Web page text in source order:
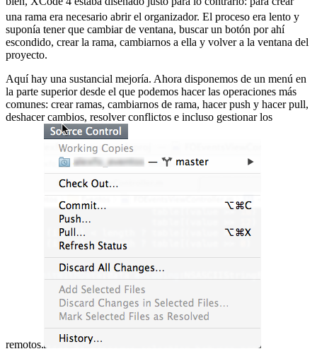
una rama era necesario abrir el organizador. El proceso era lento y
suponía tener que cambiar de ventana, buscar un botón por ahí
escondido, crear la rama, cambiarnos a ella y volver a la ventana del
proyecto.
Aquí hay una sustancial mejoría. Ahora disponemos de un menú en
la parte superior desde el que podemos hacer las operaciones más
comunes: crear ramas, cambiarnos de rama, hacer push y hacer pull,
deshacer cambios, resolver conflictos e incluso gestionar los
remotos.